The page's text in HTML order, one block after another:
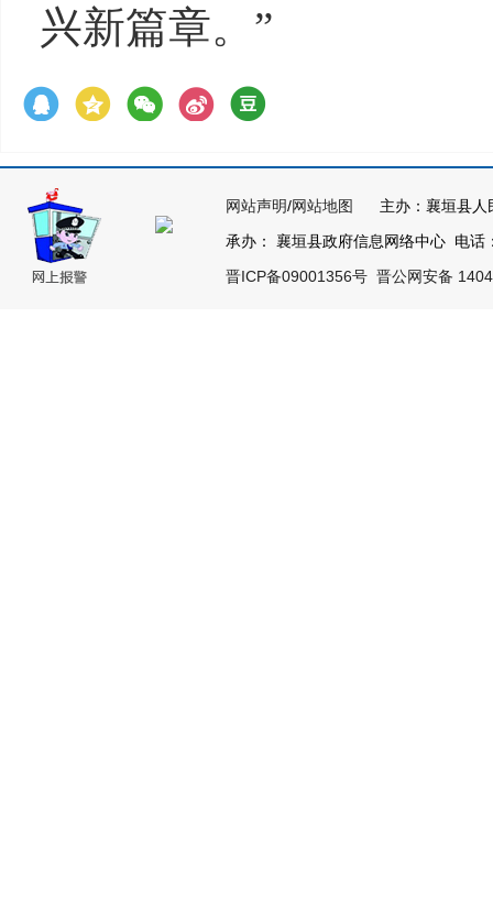
兴新篇章。”
网站声明/网站地图
主办：襄垣县人
承办： 襄垣县政府信息网络中心 电话
晋ICP备09001356号 晋公网安备